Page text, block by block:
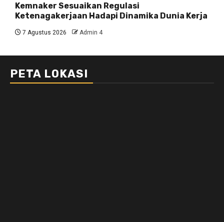
Kemnaker Sesuaikan Regulasi
Ketenagakerjaan Hadapi Dinamika Dunia Kerja
7 Agustus 2026 Admin 4
PETA LOKASI